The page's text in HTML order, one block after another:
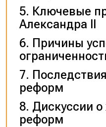
Ключевые
Александра II
Причины
реформ
Дискуссии о
реформ